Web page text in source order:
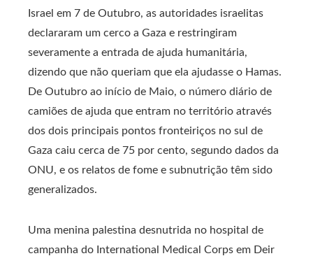
Israel em 7 de Outubro, as autoridades israelitas
declararam um cerco a Gaza e restringiram
severamente a entrada de ajuda humanitária,
dizendo que não queriam que ela ajudasse o Hamas.
De Outubro ao início de Maio, o número diário de
camiões de ajuda que entram no território através
dos dois principais pontos fronteiriços no sul de
Gaza caiu cerca de 75 por cento, segundo dados da
ONU, e os relatos de fome e subnutrição têm sido
generalizados.
Uma menina palestina desnutrida no hospital de
campanha do International Medical Corps em Deir